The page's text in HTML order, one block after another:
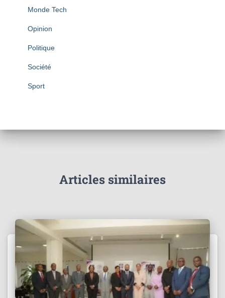
Monde Tech
Opinion
Politique
Société
Sport
Articles similaires